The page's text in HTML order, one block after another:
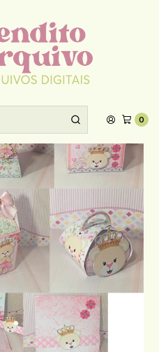
0
comprar acima de R$30,00!
de Corte Ursinha Princesa